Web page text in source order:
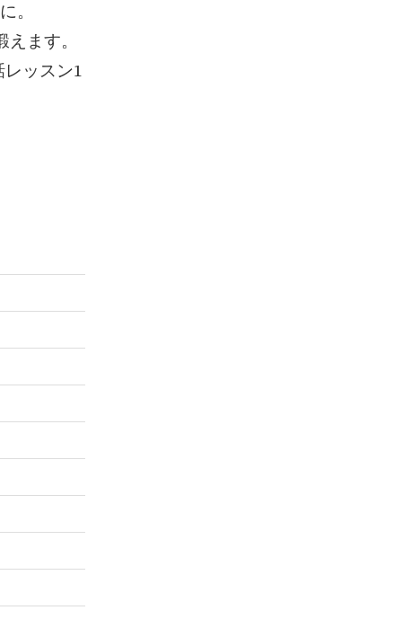
。
ます。
ッスン1